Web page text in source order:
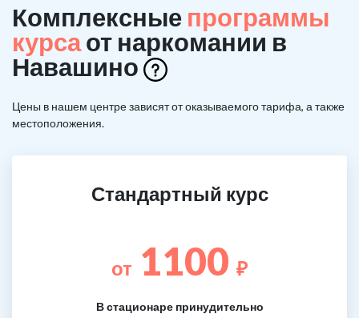
Комплексные программы
курсаот наркомании в
Навашино
Цены в нашем центре зависят от оказываемого тарифа, а также
местоположения.
Стандартный курс
от 1100 ₽
В стационаре принудительно